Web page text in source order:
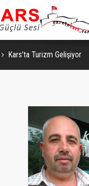
Kars’ta Turizm Gelişiyor